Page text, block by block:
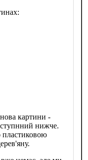
картини -
нижче.
пластиковою